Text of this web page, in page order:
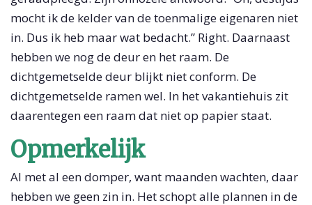
mocht ik de kelder van de toenmalige eigenaren niet
in. Dus ik heb maar wat bedacht.” Right. Daarnaast
hebben we nog de deur en het raam. De
dichtgemetselde deur blijkt niet conform. De
dichtgemetselde ramen wel. In het vakantiehuis zit
daarentegen een raam dat niet op papier staat.
Opmerkelijk
Al met al een domper, want maanden wachten, daar
hebben we geen zin in. Het schopt alle plannen in de